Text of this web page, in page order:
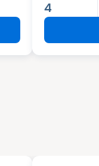
4